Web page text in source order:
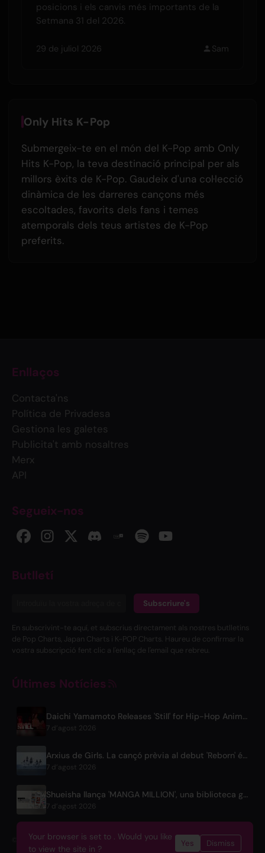
posicions i els canvis més importants de la
Setmana 31 del 2026.
29 de juliol 2026 Sam
Only Hits K-Pop
Submergeix-te en el món del K-Pop amb Only
Hits K-Pop, la teva destinació principal per als
millors èxits de K-Pop. Gaudeix d'una col·lecció
dinàmica de les darreres cançons més
escoltades, favorits dels fans i temes
atemporals dels teus artistes de K-Pop
preferits.
Enllaços
Contacta'ns
Política de Privadesa
Gestiona les galetes
Publicita't amb nosaltres
Merx
API
Segueix-nos
Butlletí
Subscriure's
En subscrivint-te aquí, et subscrius directament als nostres butlletins
de Pop Charts, Japan Charts i K-POP Charts. Haureu de confirmar la
vostra subscripció fent clic a l'enllaç de l'email que rebreu.
Últimes Notícies
Daichi Yamamoto Releases 'Still' for Hip-Hop Anime 'Shadow Beat'
7 d’agost 2026
Arxius de Girls. La cançó prèvia al debut 'Reborn' és la temàtica de la pel·lícula de Netflix
7 d’agost 2026
Shueisha llança 'MANGA MILLION', una biblioteca global gratuïta de 400 títols de manga
7 d’agost 2026
© 2026 OnlyHit. All rights reserved. - Metadata provided byACRCloud
Your browser is set to . Would you like
to view the site in ?
Yes Dismiss